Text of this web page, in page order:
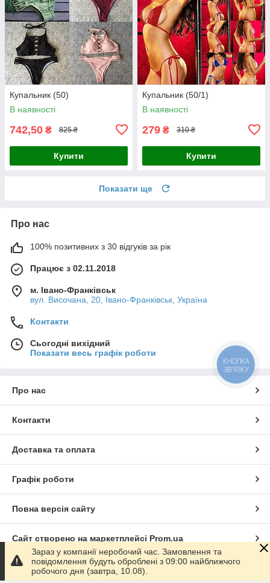
Купальник (50)
В наявності
742,50 ₴ 825 ₴
Купити
Купальник (50/1)
В наявності
279 ₴ 310 ₴
Купити
Показати ще
Про нас
100% позитивних з 30 відгуків за рік
Працює з 02.11.2018
м. Івано-Франківськ
вул. Височана, 20, Івано-Франківськ, Україна
Контакти
Сьогодні вихідний
Показати весь графік роботи
Про нас
Контакти
Доставка та оплата
Графік роботи
Повна версія сайту
Сайт створено на маркетплейсі Prom.ua
Політика конфіденційності
Зараз у компанії неробочий час. Замовлення та
повідомлення будуть оброблені з 09:00 найближчого
робочого дня (завтра, 10.08).
КНОПКА
ЗВ'ЯЗКУ